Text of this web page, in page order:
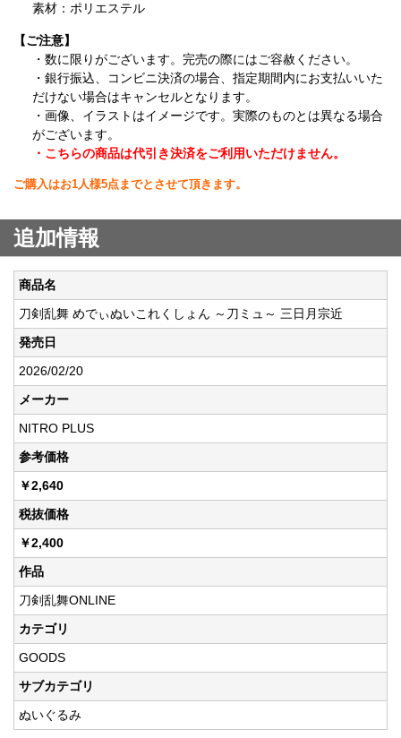
素材：ポリエステル
【ご注意】
・数に限りがございます。完売の際にはご容赦ください。
・銀行振込、コンビニ決済の場合、指定期間内にお支払いいた
だけない場合はキャンセルとなります。
・画像、イラストはイメージです。実際のものとは異なる場合
がございます。
・こちらの商品は代引き決済をご利用いただけません。
ご購入はお1人様5点までとさせて頂きます。
追加情報
商品名
刀剣乱舞 めでぃぬいこれくしょん ～刀ミュ～ 三日月宗近
発売日
2026/02/20
メーカー
NITRO PLUS
参考価格
￥2,640
税抜価格
￥2,400
作品
刀剣乱舞ONLINE
カテゴリ
GOODS
サブカテゴリ
ぬいぐるみ